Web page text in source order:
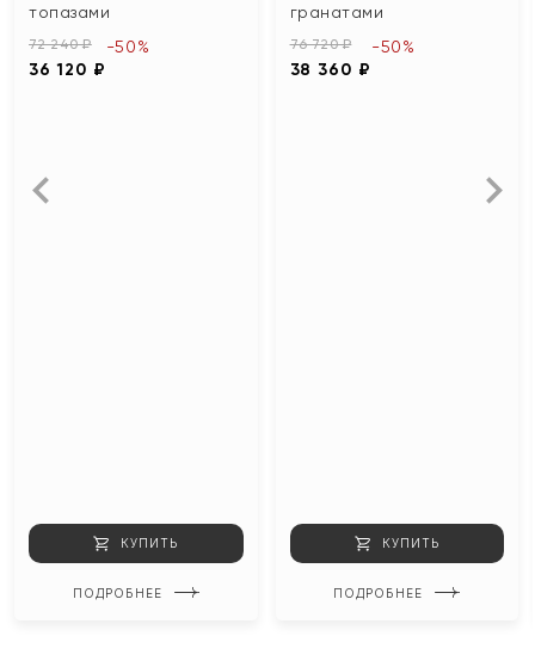
топазами
72 240 ₽
36 120 ₽
-50%
КУПИТЬ
ПОДРОБНЕЕ
гранатами
76 720 ₽
38 360 ₽
-50%
КУПИТЬ
ПОДРОБНЕЕ